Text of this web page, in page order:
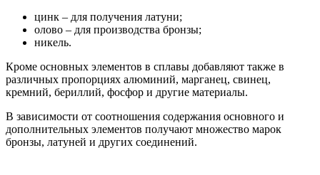
цинк – для получения латуни;
олово – для производства бронзы;
никель.
Кроме основных элементов в сплавы добавляют также в
различных пропорциях алюминий, марганец, свинец,
кремний, бериллий, фосфор и другие материалы.
В зависимости от соотношения содержания основного и
дополнительных элементов получают множество марок
бронзы, латуней и других соединений.